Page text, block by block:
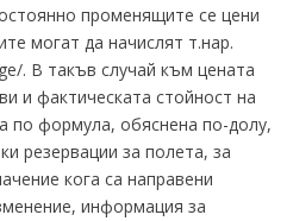
променящите се цени
могат да начислят т.нар.
. В такъв случай към цената
и фактическата стойност на
по формула, обяснена по-долу,
резервации за полета, за
кога са направени
информация за